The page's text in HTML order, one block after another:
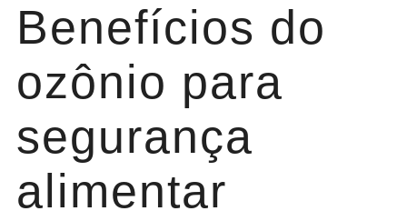
Benefícios do
ozônio para
segurança
alimentar